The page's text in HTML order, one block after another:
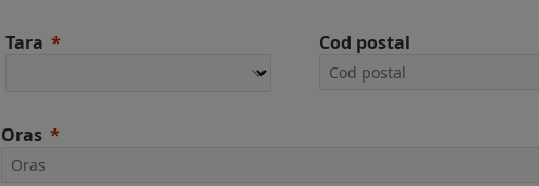
Tara Cod postal
Oras